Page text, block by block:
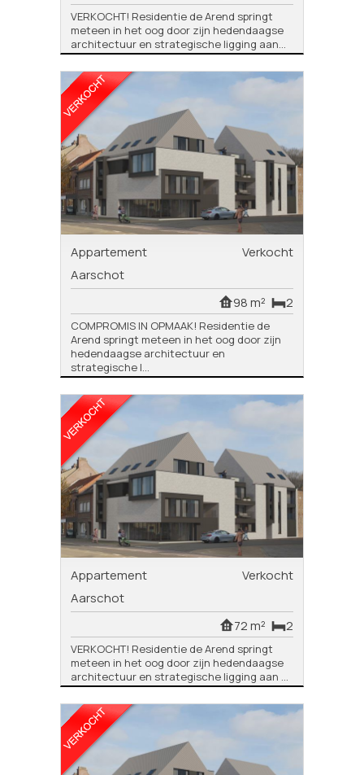
VERKOCHT! Residentie de Arend springt
meteen in het oog door zijn hedendaagse
architectuur en strategische ligging aan...
Appartement
Verkocht
Aarschot
2
98 m²
COMPROMIS IN OPMAAK! Residentie de
Arend springt meteen in het oog door zijn
hedendaagse architectuur en
strategische l...
Appartement
Verkocht
Aarschot
2
72 m²
VERKOCHT! Residentie de Arend springt
meteen in het oog door zijn hedendaagse
architectuur en strategische ligging aan ...